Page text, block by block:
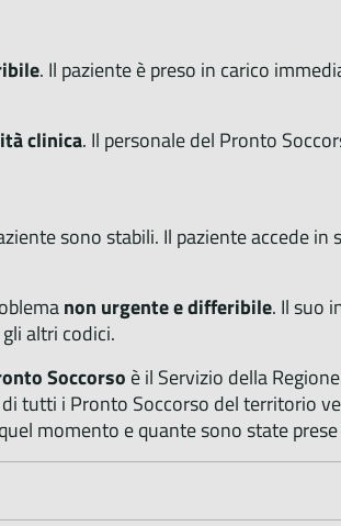
. Il paziente è preso in carico
clinica. Il personale del Pronto
sono stabili. Il paziente accede in
non urgente e differibile. Il suo
altri codici.
Soccorso è il Servizio della
tutti i Pronto Soccorso del territorio
momento e quante sono state